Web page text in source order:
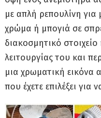
με απλή ρεπουλίνη
χρώμα ή μπογιά σε
διακοσμητικό
λειτουργίας του και
μια χρωματική εικόνα
που έχετε επιλέξει για